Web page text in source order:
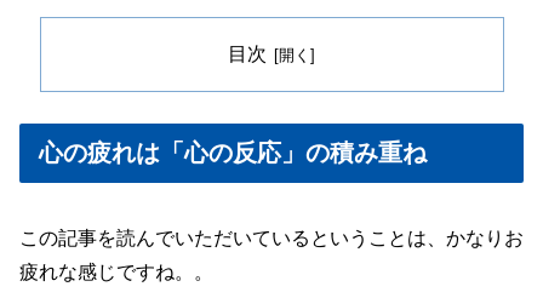
目次
心の疲れは「心の反応」の積み重ね
この記事を読んでいただいているということは、かなりお
疲れな感じですね。。